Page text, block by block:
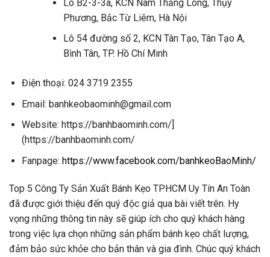
Lô B2-3-3a, KCN Nam Thăng Long, Thụy
Phương, Bắc Từ Liêm, Hà Nội
Lô 54 đường số 2, KCN Tân Tạo, Tân Tạo A,
Bình Tân, TP. Hồ Chí Minh
Điện thoại: 024 3719 2355
Email: banhkeobaominh@gmail.com
Website: https://banhbaominh.com/]
(https://banhbaominh.com/
Fanpage: https://www.facebook.com/banhkeoBaoMinh/
Top 5 Công Ty Sản Xuất Bánh Kẹo TPHCM Uy Tín An Toàn
đã được giới thiệu đến quý độc giả qua bài viết trên. Hy
vọng những thông tin này sẽ giúp ích cho quý khách hàng
trong việc lựa chọn những sản phẩm bánh kẹo chất lượng,
đảm bảo sức khỏe cho bản thân và gia đình. Chúc quý khách